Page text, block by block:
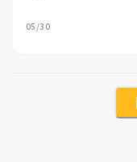
05/30